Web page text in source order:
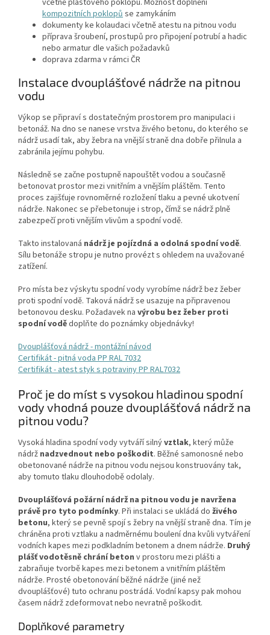
kompozitních poklopů se zamykáním
dokumenty ke kolaudaci včetně atestu na pitnou vodu
příprava šroubení, prostupů pro připojení potrubí a hadic
nebo armatur dle vašich požadavků
doprava zdarma v rámci ČR
Instalace dvouplášťové nádrže na pitnou
vodu
Výkop se připraví s dostatečným prostorem pro manipulaci i
betonáž. Na dno se nanese vrstva živého betonu, do kterého se
nádrž usadí tak, aby žebra na vnější straně dna dobře přilnula a
zabránila jejímu pohybu.
Následně se začne postupně napouštět vodou a současně
betonovat prostor mezi vnitřním a vnějším pláštěm. Tento
proces zajišťuje rovnoměrné rozložení tlaku a pevné ukotvení
nádrže. Nakonec se přebetonuje i strop, čímž se nádrž plně
zabezpečí proti vnějším vlivům a spodní vodě.
Takto instalovaná nádrž je pojízdná a odolná spodní vodě.
Sílu betonáže stropu je nutno provézt s ohledem na uvažované
zatížení.
Pro místa bez výskytu spodní vody vyrobíme nádrž bez žeber
proti spodní vodě. Taková nádrž se usazuje na připravenou
betonovou desku. Požadavek na výrobu bez žeber proti
spodní vodědoplňte do poznámky objednávky!
Dvouplášťová nádrž - montážní návod
Certifikát - pitná voda PP RAL 7032
Certifikát - atest styk s potraviny PP RAL7032
Proč je do míst s vysokou hladinou spodní
vody vhodná pouze dvouplášťová nádrž na
pitnou vodu?
Vysoká hladina spodní vody vytváří silnývztlak, který může
nádrž nadzvednout nebo poškodit. Běžné samonosné nebo
obetonované nádrže na pitnou vodu nejsou konstruovány tak,
aby tomuto tlaku dlouhodobě odolaly.
Dvouplášťová požární nádrž na pitnou vodu je navržena
právě pro tyto podmínky. Při instalaci se ukládá do živého
betonu, který se pevně spojí s žebry na vnější straně dna. Tím je
chráněna proti vztlaku a nadměrnému boulení dna kvůli vytváření
vodních kapes mezi podkladním betonem a dnem nádrže. Druhý
plášť vodotěsně chrání beton v prostoru mezi plášti a
zabraňuje tvorbě kapes mezi betonem a vnitřním pláštěm
nádrže. Prosté obetonování běžné nádrže (jiné než
dvouplášťové) tuto ochranu postrádá. Vodní kapsy pak mohou
časem nádrž zdeformovat nebo nevratně poškodit.
Doplňkové parametry